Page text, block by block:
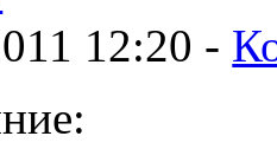
12:20 -